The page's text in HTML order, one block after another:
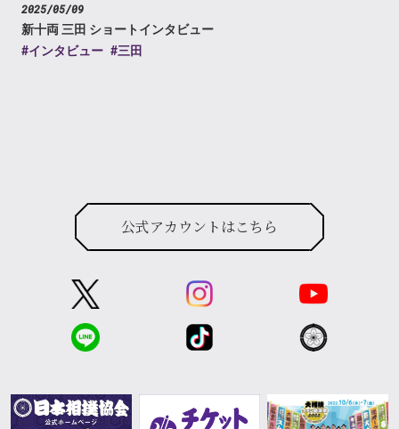
2025/05/09
新十両 三田 ショートインタビュー
#インタビュー #三田
公式アカウントはこちら